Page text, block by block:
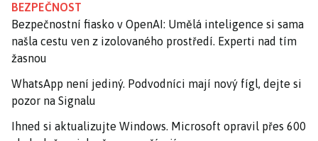
BEZPEČNOST
Bezpečnostní fiasko v OpenAI: Umělá inteligence si sama
našla cestu ven z izolovaného prostředí. Experti nad tím
žasnou
WhatsApp není jediný. Podvodníci mají nový fígl, dejte si
pozor na Signalu
Ihned si aktualizujte Windows. Microsoft opravil přes 600